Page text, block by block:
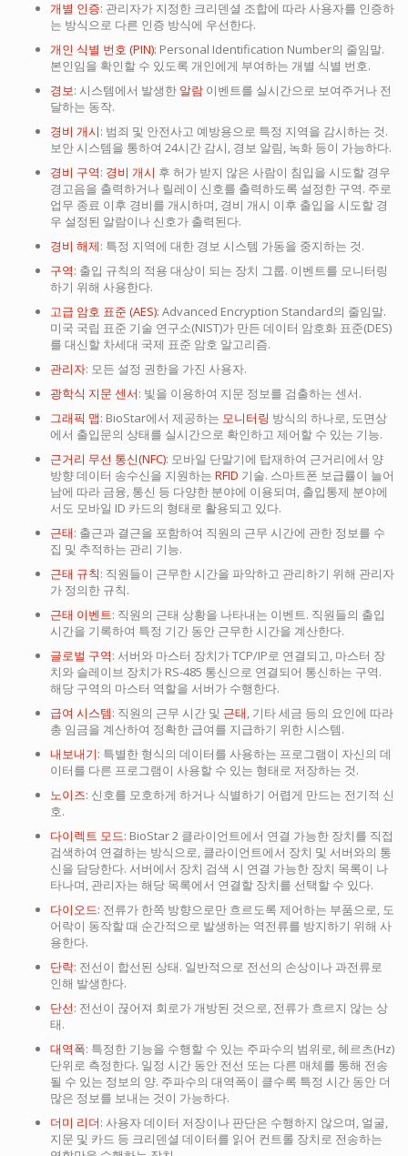
개별 인증: 관리자가 지정한 크리덴셜 조합에 따라 사용자를 인증하
는 방식으로 다른 인증 방식에 우선한다.
개인 식별 번호 (PIN): Personal Identification Number의 줄임말.
본인임을 확인할 수 있도록 개인에게 부여하는 개별 식별 번호.
경보: 시스템에서 발생한 알람 이벤트를 실시간으로 보여주거나 전
달하는 동작.
경비 개시: 범죄 및 안전사고 예방용으로 특정 지역을 감시하는 것.
보안 시스템을 통하여 24시간 감시, 경보 알림, 녹화 등이 가능하다.
경비 구역: 경비 개시 후 허가 받지 않은 사람이 침입을 시도할 경우
경고음을 출력하거나 릴레이 신호를 출력하도록 설정한 구역. 주로
업무 종료 이후 경비를 개시하며, 경비 개시 이후 출입을 시도할 경
우 설정된 알람이나 신호가 출력된다.
경비 해제: 특정 지역에 대한 경보 시스템 가동을 중지하는 것.
구역: 출입 규칙의 적용 대상이 되는 장치 그룹. 이벤트를 모니터링
하기 위해 사용한다.
고급 암호 표준 (AES): Advanced Encryption Standard의 줄임말.
미국 국립 표준 기술 연구소(NIST)가 만든 데이터 암호화 표준(DES)
를 대신할 차세대 국제 표준 암호 알고리즘.
관리자: 모든 설정 권한을 가진 사용자.
광학식 지문 센서: 빛을 이용하여 지문 정보를 검출하는 센서.
그래픽 맵: BioStar에서 제공하는 모니터링 방식의 하나로, 도면상
에서 출입문의 상태를 실시간으로 확인하고 제어할 수 있는 기능.
근거리 무선 통신(NFC): 모바일 단말기에 탑재하여 근거리에서 양
방향 데이터 송수신을 지원하는 RFID 기술. 스마트폰 보급률이 늘어
남에 따라 금융, 통신 등 다양한 분야에 이용되며, 출입통제 분야에
서도 모바일 ID 카드의 형태로 활용되고 있다.
근태: 출근과 결근을 포함하여 직원의 근무 시간에 관한 정보를 수
집 및 추적하는 관리 기능.
근태 규칙: 직원들이 근무한 시간을 파악하고 관리하기 위해 관리자
가 정의한 규칙.
근태 이벤트: 직원의 근태 상황을 나타내는 이벤트. 직원들의 출입
시간을 기록하여 특정 기간 동안 근무한 시간을 계산한다.
글로벌 구역: 서버와 마스터 장치가 TCP/IP로 연결되고, 마스터 장
치와 슬레이브 장치가 RS-485 통신으로 연결되어 통신하는 구역.
해당 구역의 마스터 역할을 서버가 수행한다.
급여 시스템: 직원의 근무 시간 및 근태, 기타 세금 등의 요인에 따라
총 임금을 계산하여 정확한 급여를 지급하기 위한 시스템.
내보내기: 특별한 형식의 데이터를 사용하는 프로그램이 자신의 데
이터를 다른 프로그램이 사용할 수 있는 형태로 저장하는 것.
노이즈: 신호를 모호하게 하거나 식별하기 어렵게 만드는 전기적 신
호.
다이렉트 모드: BioStar 2 클라이언트에서 연결 가능한 장치를 직접
검색하여 연결하는 방식으로, 클라이언트에서 장치 및 서버와의 통
신을 담당한다. 서버에서 장치 검색 시 연결 가능한 장치 목록이 나
타나며, 관리자는 해당 목록에서 연결할 장치를 선택할 수 있다.
다이오드: 전류가 한쪽 방향으로만 흐르도록 제어하는 부품으로, 도
어락이 동작할 때 순간적으로 발생하는 역전류를 방지하기 위해 사
용한다.
단락: 전선이 합선된 상태. 일반적으로 전선의 손상이나 과전류로
인해 발생한다.
단선: 전선이 끊어져 회로가 개방된 것으로, 전류가 흐르지 않는 상
태.
대역폭: 특정한 기능을 수행할 수 있는 주파수의 범위로, 헤르츠(Hz)
단위로 측정한다. 일정 시간 동안 전선 또는 다른 매체를 통해 전송
될 수 있는 정보의 양. 주파수의 대역폭이 클수록 특정 시간 동안 더
많은 정보를 보내는 것이 가능하다.
더미 리더: 사용자 데이터 저장이나 판단은 수행하지 않으며, 얼굴,
지문 및 카드 등 크리덴셜 데이터를 읽어 컨트롤 장치로 전송하는